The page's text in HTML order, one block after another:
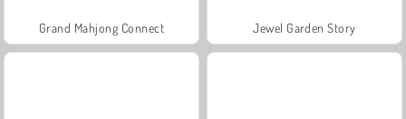
Grand Mahjong Connect Jewel Garden Story